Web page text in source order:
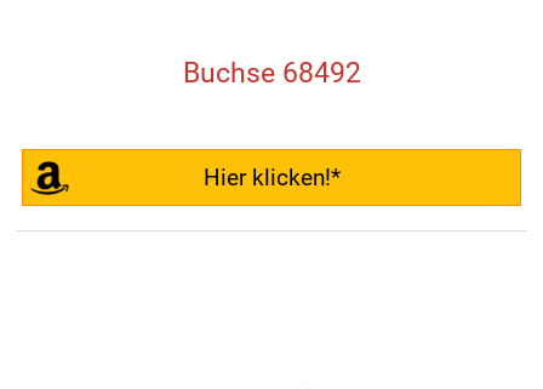
Buchse 68492
Hier klicken!*